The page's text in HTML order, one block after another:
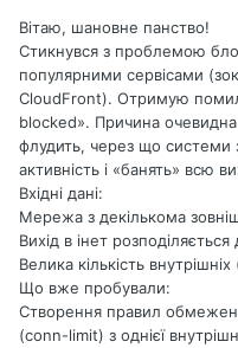
Вітаю, шановне панство!
Стикнувся з проблемою
популярними сервісами
CloudFront). Отримую
blocked». Причина
флудить, через що системи
активність і «банять» всю
Вхідні дані:
Мережа з декількома
Вихід в інет
Велика кількість
Що вже пробували:
Створення правил
(conn-limit) з однієї